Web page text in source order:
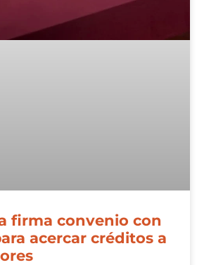
firma convenio con
acercar créditos a